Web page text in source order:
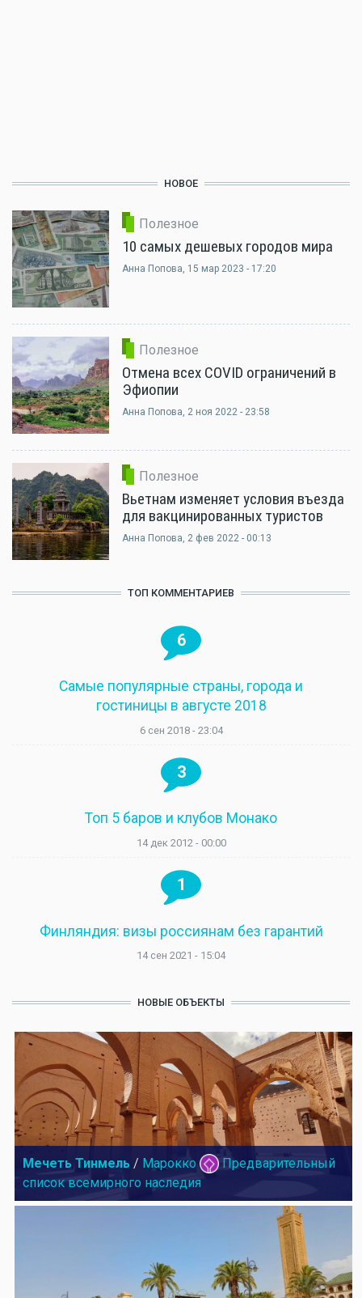
НОВОЕ
Полезное
10 самых дешевых городов мира
Анна Попова, 15 мар 2023 - 17:20
Полезное
Отмена всех COVID ограничений в
Эфиопии
Анна Попова, 2 ноя 2022 - 23:58
Полезное
Вьетнам изменяет условия въезда
для вакцинированных туристов
Анна Попова, 2 фев 2022 - 00:13
ТОП КОММЕНТАРИЕВ
6
Самые популярные страны, города и
гостиницы в августе 2018
6 сен 2018 - 23:04
3
Топ 5 баров и клубов Монако
14 дек 2012 - 00:00
1
Финляндия: визы россиянам без гарантий
14 сен 2021 - 15:04
НОВЫЕ ОБЪЕКТЫ
Мечеть Тинмель / Марокко
Предварительный
список всемирного наследия